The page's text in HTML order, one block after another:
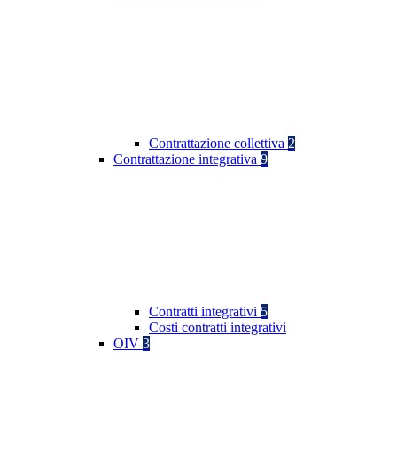
Contrattazione collettiva 2
Contrattazione integrativa 9
Contratti integrativi 5
Costi contratti integrativi
OIV 3